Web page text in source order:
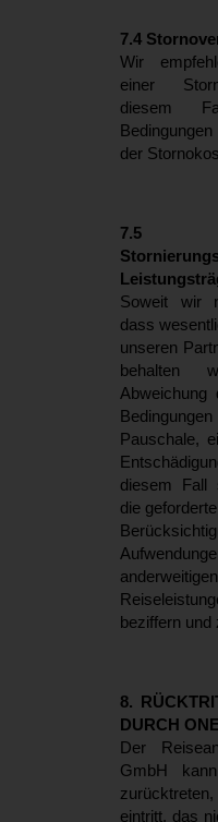
7.4
Wir
einer
diesem
der
7.5
Soweit wir
dass
unseren
Abweichung
Pauschale,
diesem Fall
die
beziffern und
8.
DURCH
Der
GmbH
eintritt, das